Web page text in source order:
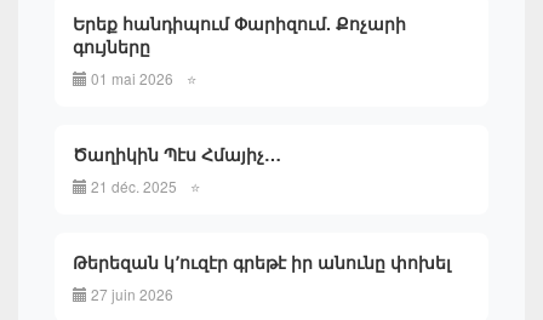
Երեք հանդիպում Փարիզում. Քոչարի
գույները
01 mai 2026 ⭐
Ծաղիկին Պէս Հմայիչ…
21 déc. 2025 ⭐
Թերեզան կ՚ուզէր գրեթէ իր անունը փոխել
27 juin 2026